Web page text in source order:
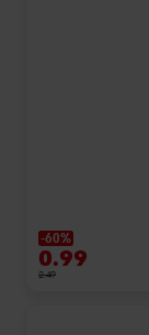
-60%
0.99
2.49